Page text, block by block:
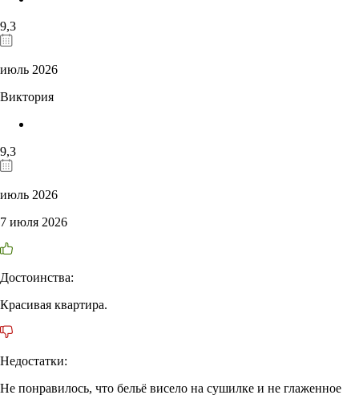
9,3
июль 2026
Виктория
9,3
июль 2026
7 июля 2026
Достоинства:
Красивая квартира.
Недостатки:
Не понравилось, что бельё висело на сушилке и не глаженное